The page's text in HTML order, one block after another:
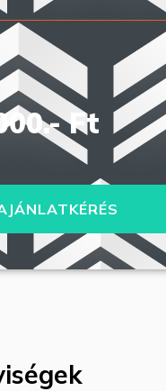
Ft